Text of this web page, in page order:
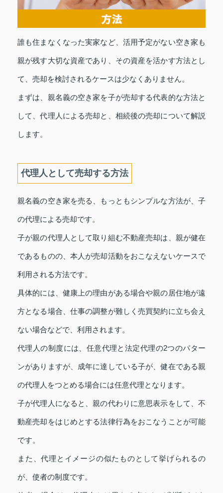
誰も住まなくなった実家など、活用予定がない空き家も
親が残す大切な資産であり、その資産を活かす方法とし
て、売却を検討されるケースは少なくありません。
まずは、親名義の空き家を子が売却する代表的な方法と
して、代理人による売却と、相続後の売却について解説
します。
代理人として売却する方法
親名義の空き家を売る、もっともシンプルな方法が、子
の代理による売却です。
子が親の代理人として取り組む不動産売却は、親が健在
であるものの、本人が売却活動をおこなえないケースで
利用される方法です。
具体的には、健康上の理由がある場合や親の居住地が遠
方となる場合、仕事の調整が難しく売買契約に立ち会え
ない場合などで、利用されます。
代理人の制度には、任意代理と法定代理の2つのパター
ンがありますが、成年に達している子が、健在である親
の代理人をつとめる場合には任意代理となります。
子が代理人になると、親の代わりに意思表示をして、不
動産売却をはじめとする法律行為をおこなうことが可能
です。
また、代理とイメージの似たものとして挙げられるの
が、使者の制度です。